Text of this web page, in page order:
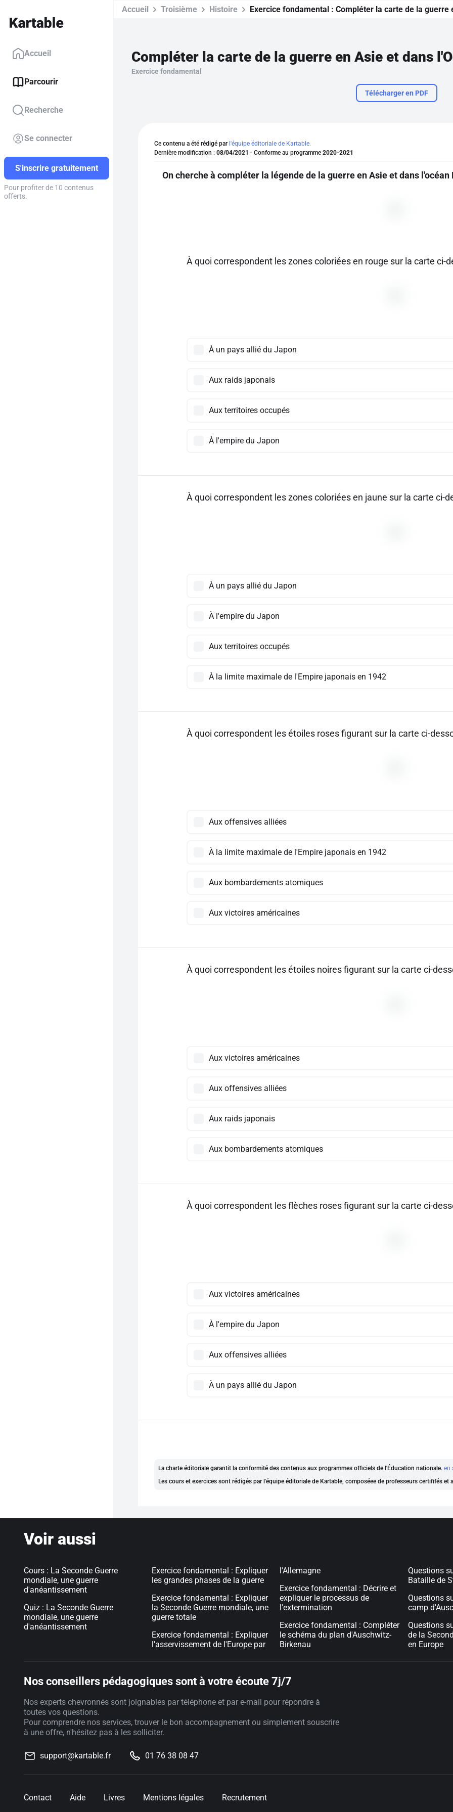
Accueil
Parcourir
Recherche
Se connecter
S'inscrire gratuitement
Pour profiter de 10 contenus
offerts.
Accueil Troisième Histoire Exercice fondamental : Compléter la carte de la guerre
Compléter la carte de la guerre en Asie et dans
Exercice fondamental
Télécharger en PDF
Ce contenu a été rédigé par l'équipe éditoriale de Kartable.
Dernière modification : 08/04/2021 - Conforme au programme 2020-2021
On cherche à compléter la légende de la guerre en Asie et dans
À quoi correspondent les zones coloriées en rouge sur la carte ci-
À un pays allié du Japon
Aux raids japonais
Aux territoires occupés
À l'empire du Japon
À quoi correspondent les zones coloriées en jaune sur la carte ci-
À un pays allié du Japon
À l'empire du Japon
Aux territoires occupés
À la limite maximale de l'Empire japonais en 1942
À quoi correspondent les étoiles roses figurant sur la carte ci-
Aux offensives alliées
À la limite maximale de l'Empire japonais en 1942
Aux bombardements atomiques
Aux victoires américaines
À quoi correspondent les étoiles noires figurant sur la carte ci-
Aux victoires américaines
Aux offensives alliées
Aux raids japonais
Aux bombardements atomiques
À quoi correspondent les flèches roses figurant sur la carte ci-
Aux victoires américaines
À l'empire du Japon
Aux offensives alliées
À un pays allié du Japon
La charte éditoriale garantit la conformité des contenus aux programmes officiels de l'Éducation nationale. en
Les cours et exercices sont rédigés par l'équipe éditoriale de Kartable, composéee de professeurs certififés et
Voir aussi
Cours : La Seconde Guerre
mondiale, une guerre
d'anéantissement
Quiz : La Seconde Guerre
mondiale, une guerre
d'anéantissement
Exercice fondamental : Expliquer
les grandes phases de la guerre
Exercice fondamental : Expliquer
la Seconde Guerre mondiale, une
guerre totale
Exercice fondamental : Expliquer
l'asservissement de l'Europe par
l'Allemagne
Exercice fondamental : Décrire et
expliquer le processus de
l'extermination
Exercice fondamental : Compléter
le schéma du plan d'Auschwitz-
Birkenau
Questions
Bataille de
Questions
camp
Questions
de la
en Europe
Nos conseillers pédagogiques sont à votre écoute 7j/7
Nos experts chevronnés sont joignables par téléphone et par e-mail pour répondre à
toutes vos questions.
Pour comprendre nos services, trouver le bon accompagnement ou simplement souscrire
à une offre, n'hésitez pas à les solliciter.
support@kartable.fr 01 76 38 08 47
Contact Aide Livres Mentions légales Recrutement